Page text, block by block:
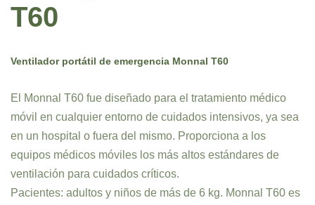
T60
Ventilador portátil de emergencia Monnal T60
El Monnal T60 fue diseñado para el tratamiento médico
móvil en cualquier entorno de cuidados intensivos, ya sea
en un hospital o fuera del mismo. Proporciona a los
equipos médicos móviles los más altos estándares de
ventilación para cuidados críticos.
Pacientes: adultos y niños de más de 6 kg. Monnal T60 es